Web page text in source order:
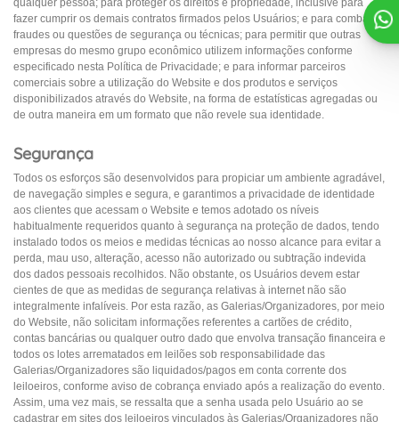
qualquer pessoa; para proteger os direitos e propriedade, inclusive para
fazer cumprir os demais contratos firmados pelos Usuários; e para combater
fraudes ou questões de segurança ou técnicas; para permitir que outras
empresas do mesmo grupo econômico utilizem informações conforme
especificado nesta Política de Privacidade; e para informar parceiros
comerciais sobre a utilização do Website e dos produtos e serviços
disponibilizados através do Website, na forma de estatísticas agregadas ou
de outra maneira em um formato que não revele sua identidade.
Segurança
Todos os esforços são desenvolvidos para propiciar um ambiente agradável,
de navegação simples e segura, e garantimos a privacidade de identidade
aos clientes que acessam o Website e temos adotado os níveis
habitualmente requeridos quanto à segurança na proteção de dados, tendo
instalado todos os meios e medidas técnicas ao nosso alcance para evitar a
perda, mau uso, alteração, acesso não autorizado ou subtração indevida
dos dados pessoais recolhidos. Não obstante, os Usuários devem estar
cientes de que as medidas de segurança relativas à internet não são
integralmente infalíveis. Por esta razão, as Galerias/Organizadores, por meio
do Website, não solicitam informações referentes a cartões de crédito,
contas bancárias ou qualquer outro dado que envolva transação financeira e
todos os lotes arrematados em leilões sob responsabilidade das
Galerias/Organizadores são liquidados/pagos em conta corrente dos
leiloeiros, conforme aviso de cobrança enviado após a realização do evento.
Assim, uma vez mais, se ressalta que a senha usada pelo Usuário ao se
cadastrar em sites dos leiloeiros vinculados às Galerias/Organizadores não